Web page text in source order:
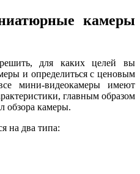
камеры
для каких целей вы
и определиться с ценовым
мини-видеокамеры имеют
главным образом
обзора камеры.
на два типа: